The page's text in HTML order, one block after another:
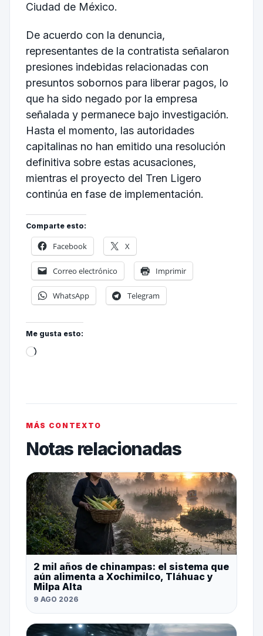
Ciudad de México.
De acuerdo con la denuncia,
representantes de la contratista señalaron
presiones indebidas relacionadas con
presuntos sobornos para liberar pagos, lo
que ha sido negado por la empresa
señalada y permanece bajo investigación.
Hasta el momento, las autoridades
capitalinas no han emitido una resolución
definitiva sobre estas acusaciones,
mientras el proyecto del Tren Ligero
continúa en fase de implementación.
Comparte esto:
Facebook X
Correo electrónico Imprimir
WhatsApp Telegram
Me gusta esto:
MÁS CONTEXTO
Notas relacionadas
2 mil años de chinampas: el sistema que
aún alimenta a Xochimilco, Tláhuac y
Milpa Alta
9 AGO 2026